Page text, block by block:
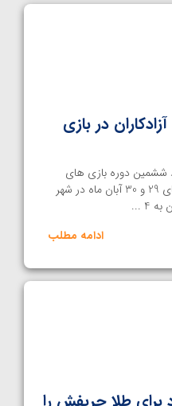
آزادکاران در بازی
ششمین دوره بازی های
همبستگی کشورهای اسلامی روزهای 29 و 30 آبان ماه در شهر
4 ...
ادامه مطلب
برای طلا حریفش را